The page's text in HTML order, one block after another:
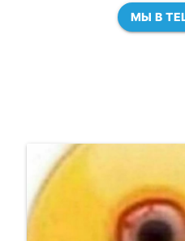
МЫ В